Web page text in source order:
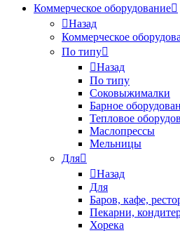
Коммерческое оборудование
Назад
Коммерческое
По типу
Назад
По типу
Соковыжималки
Барное
Тепловое
Маслопрессы
Мельницы
Для
Назад
Для
Баров, кафе,
Пекарни,
Хорека